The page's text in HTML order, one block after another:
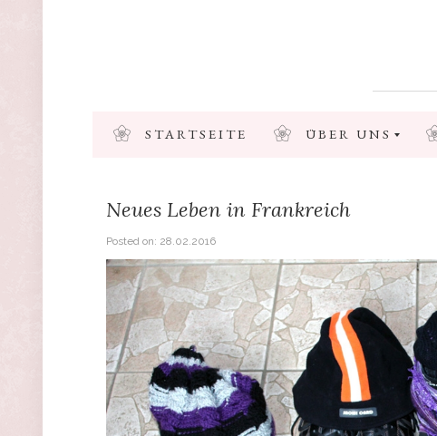
STARTSEITE ÜBER UNS
Neues Leben in Frankreich
Posted on: 28.02.2016